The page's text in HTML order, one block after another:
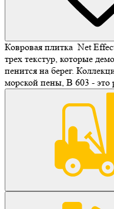
Ковровая плитка Net
трех текстур, которые
пенится на берег.
морской пены, B 603 - это